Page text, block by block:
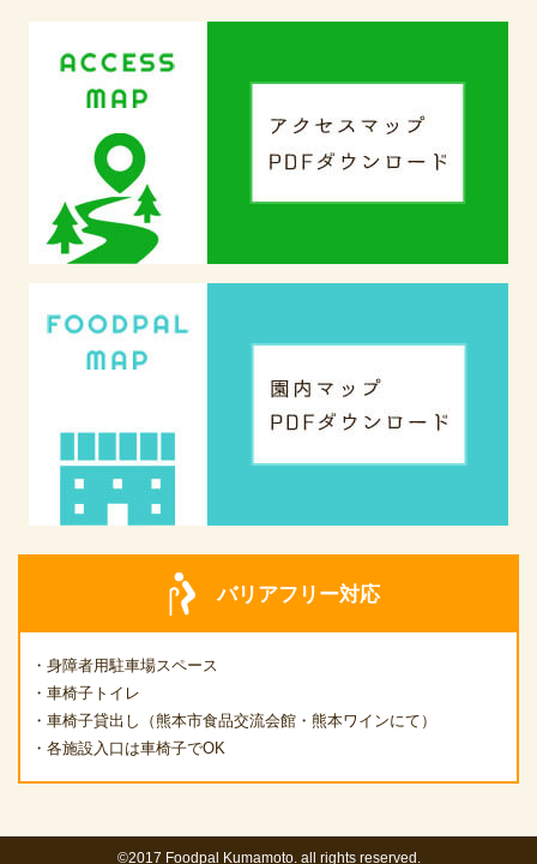
バリアフリー対応
・身障者用駐車場スペース
・車椅子トイレ
・車椅子貸出し（熊本市食品交流会館・熊本ワインにて）
・各施設入口は車椅子でOK
©2017 Foodpal Kumamoto. all rights reserved.